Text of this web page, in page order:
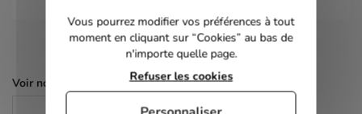
Voir nos autres pages :
Vous pourrez modifier vos préférences à tout
moment en cliquant sur “Cookies” au bas de
n'importe quelle page.
Refuser les cookies